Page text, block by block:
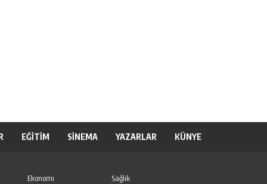
EĞİTİM SİNEMA YAZARLAR KÜNYE
Ekonomi
Sağlık